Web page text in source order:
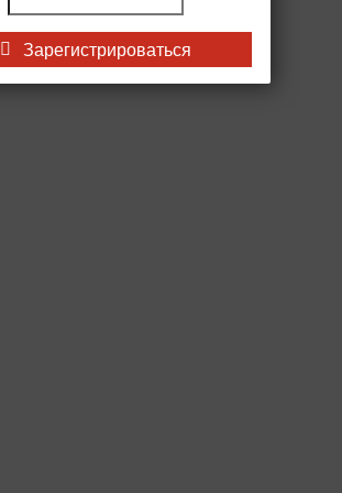
Зарегистрироваться